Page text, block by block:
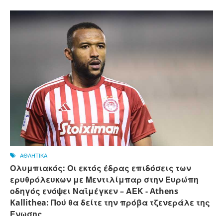
ΑΘΛΗΤΙΚΑ
Ολυμπιακός: Οι εκτός έδρας επιδόσεις των
ερυθρόλευκων με Μεντιλίμπαρ στην Ευρώπη
οδηγός ενόψει Ναϊμέγκεν – ΑΕΚ - Athens
Kallithea: Πού θα δείτε την πρόβα τζενεράλε της